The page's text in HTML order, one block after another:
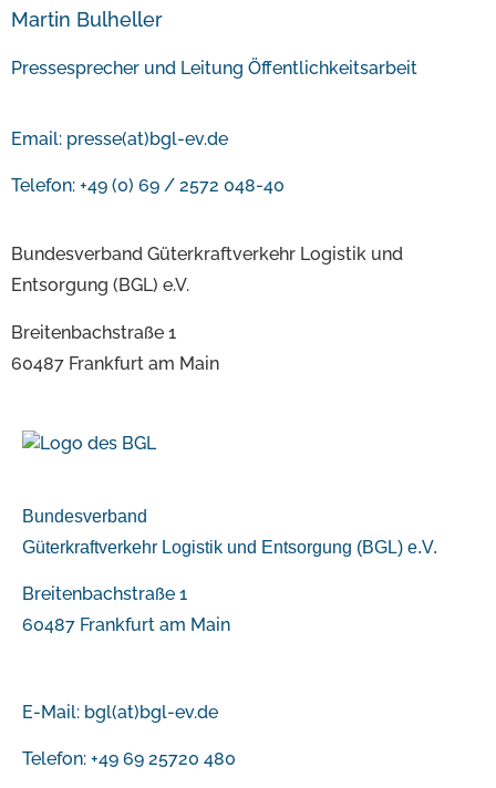
Martin Bulheller
Pressesprecher und Leitung Öffentlichkeitsarbeit
Email: presse(at)bgl-ev.de
Telefon: +49 (0) 69 / 2572 048-40
Bundesverband Güterkraftverkehr Logistik und
Entsorgung (BGL) e.V.
Breitenbachstraße 1
60487 Frankfurt am Main
Bundesverband
Güterkraftverkehr Logistik und Entsorgung (BGL) e.V.
Breitenbachstraße 1
60487 Frankfurt am Main
E-Mail: bgl(at)bgl-ev.de
Telefon: +49 69 25720 480